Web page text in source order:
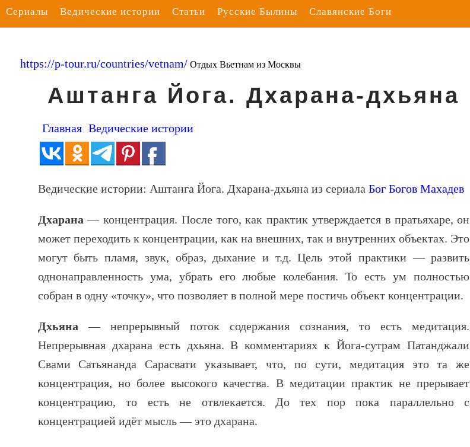
Сериалы Ведические истории Статьи Русские Былины Славянские Боги
https://p-tour.ru/countries/vetnam/ Отдых Вьетнам из Москвы
Аштанга Йога. Дхарана-дхьяна
Главная Ведические истории
Ведические истории: Аштанга Йога. Дхарана-дхьяна из сериала Бог Богов Махадев
Дхарана — концентрация. После того, как практик утверждается в пратьяхаре, он
может переходить к концентрации, как на внешних, так и внутренних объектах. Это
могут быть пламя, звук, образ, дыхание и т.д. Цель этой практики — развить
однонаправленность ума, убрать его любые колебания. То есть ум полностью
собран в одну «точку», что позволяет в полной мере постичь объект концентрации.
Дхьяна — непрерывный поток содержания сознания, то есть медитация.
Непрерывная дхарана есть дхьяна. В комментариях к Йога-сутрам Патанджали
Свами Сатьянанда Сарасвати указывает, что, по сути, медитация это та же
концентрация, но более высокого качества. В медитации практик не прерывает
концентрацию, то есть не отвлекается. До тех пор пока параллельно с
концентрацией идёт мысль — это дхарана.